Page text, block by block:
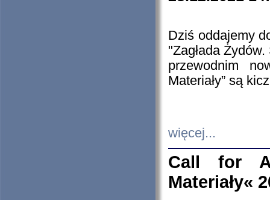
Dziś oddajemy
"Zagłada
przewodnim
Materiały” są
więcej...
Call for
Materiały«